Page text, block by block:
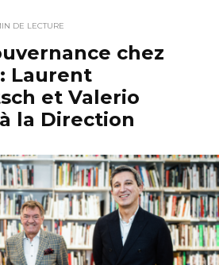
DE LECTURE
chez
Laurent
et Valerio
la Direction